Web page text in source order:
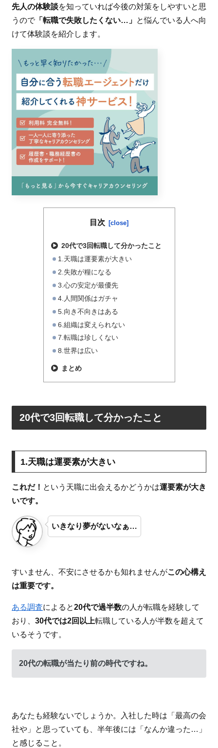
先人の体験談を知っていれば今後の対策をしやすいと思
うので「転職で失敗したくない…」 と悩んでいる人へ向
けて体験談を紹介します。
目次
20代で3回転職して分かったこと
1.天職は運要素が大きい
2.失敗が糧になる
3.心の安定が最優先
4.人間関係はガチャ
5.向き不向きはある
6.組織は変えられない
7.転職は珍しくない
8.世界は広い
まとめ
20代で3回転職して分かったこと
1.天職は運要素が大きい
これだ！ という天職に出会えるかどうかは運要素が大き
いです。
いきなり夢がないなぁ…
すいません、不安にさせるかも知れませんがこの心構え
は重要です。
ある調査によると20代で過半数の人が転職を経験して
おり、 30代では2回以上転職している人が半数を超えて
いるそうです。
20代の転職が当たり前の時代ですね。
あなたも経験ないでしょうか。入社した時は「最高の会
社や」と思っていても、半年後には「なんか違った…」
と感じること。